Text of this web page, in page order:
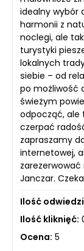
idealny wybór
harmonii z
noclegi, ale
turystyki
lokalnych
siebie – od
po możliwość
świeżym
odpocząć, ale
czerpać
zapraszamy
internetowej,
Janczar.
Ilość
Ilość kliknięć:
Ocena: 5